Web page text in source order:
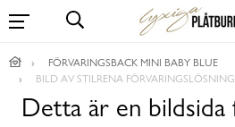
FÖRVARINGSBACK MINI BABY BLUE
BILD AV STILRENA
Detta är en